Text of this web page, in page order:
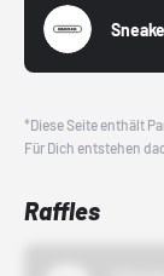
*Diese Seite enthält
Für Dich entstehen
Raffles